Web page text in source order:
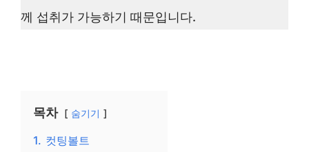
께 섭취가 가능하기 때문입니다.
목차 숨기기
1. 컷팅볼트